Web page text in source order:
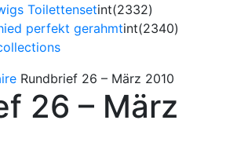
Toilettensetint(2332)
perfekt gerahmtint(2340)
Rundbrief 26 – März 2010
26 – März